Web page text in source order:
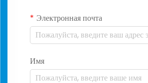
Электронная почта
Имя